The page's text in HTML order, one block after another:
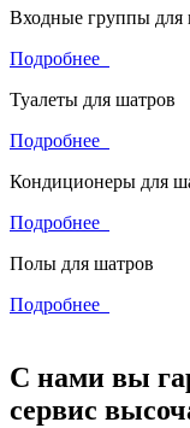
Входные группы для
Подробнее
Туалеты для шатров
Подробнее
Кондиционеры для
Подробнее
Полы для шатров
Подробнее
С нами вы
сервис